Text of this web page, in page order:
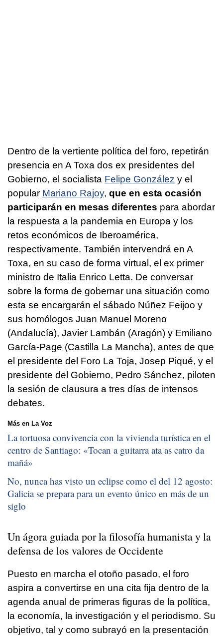
Dentro de la vertiente política del foro, repetirán
presencia en A Toxa dos ex presidentes del
Gobierno, el socialista Felipe González y el
popular Mariano Rajoy, que en esta ocasión
participarán en mesas diferentes para abordar
la respuesta a la pandemia en Europa y los
retos económicos de Iberoamérica,
respectivamente. También intervendrá en A
Toxa, en su caso de forma virtual, el ex primer
ministro de Italia Enrico Letta. De conversar
sobre la forma de gobernar una situación como
esta se encargarán el sábado Núñez Feijoo y
sus homólogos Juan Manuel Moreno
(Andalucía), Javier Lambán (Aragón) y Emiliano
García-Page (Castilla La Mancha), antes de que
el presidente del Foro La Toja, Josep Piqué, y el
presidente del Gobierno, Pedro Sánchez, piloten
la sesión de clausura a tres días de intensos
debates.
Más en La Voz
La tortuosa convivencia con la vivienda turística en el
centro de Santiago: «Tocan a guitarra ata as catro da
mañá»
No, nunca has visto un eclipse como el del 12 agosto:
Galicia se prepara para un evento único en más de un
siglo
Un ágora guiada por la filosofía humanista y la
defensa de los valores de Occidente
Puesto en marcha el otoño pasado, el foro
aspira a convertirse en una cita fija dentro de la
agenda anual de primeras figuras de la política,
la economía, la investigación y el periodismo. Su
objetivo, tal y como subrayó en la presentación